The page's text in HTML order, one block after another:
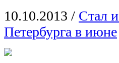
10.10.2013 / Стал
Петербурга в июне